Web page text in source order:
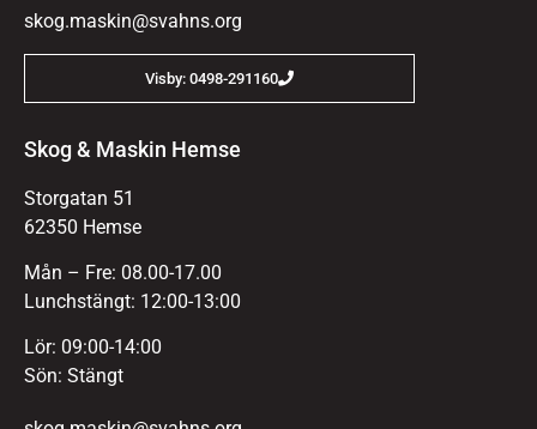
skog.maskin@svahns.org
Visby: 0498-291160
Skog & Maskin Hemse
Storgatan 51
62350 Hemse
Mån – Fre: 08.00-17.00
Lunchstängt: 12:00-13:00
Lör: 09:00-14:00
Sön: Stängt